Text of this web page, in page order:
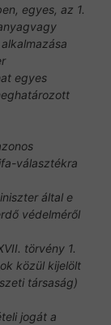
egyes, az 1.
egyes
választékra
által e
védelméről
törvény 1.
közül kijelölt
társaság)
jogát a